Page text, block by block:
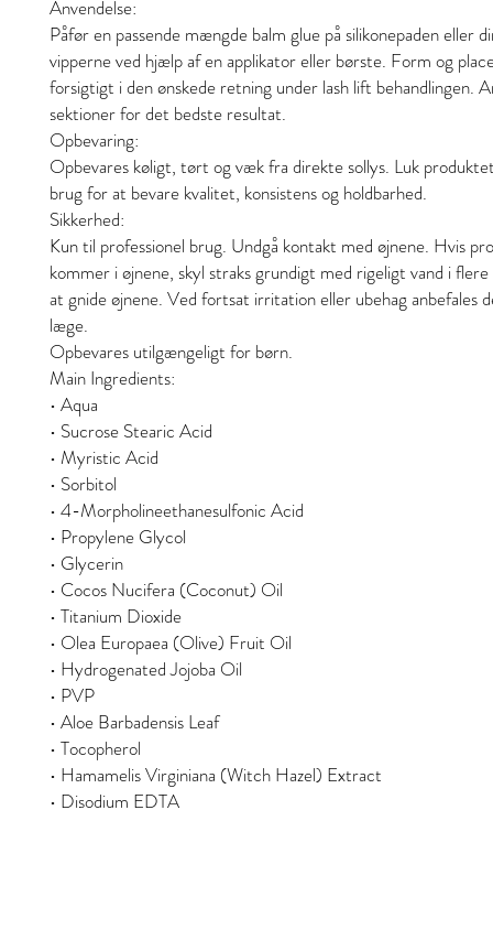
Anvendelse:
Påfør en passende mængde balm glue på silikonepaden eller
vipperne ved hjælp af en applikator eller børste. Form og
forsigtigt i den ønskede retning under lash lift behandlingen.
sektioner for det bedste resultat.
Opbevaring:
Opbevares køligt, tørt og væk fra direkte sollys. Luk
brug for at bevare kvalitet, konsistens og holdbarhed.
Sikkerhed:
Kun til professionel brug. Undgå kontakt med øjnene. Hvis
kommer i øjnene, skyl straks grundigt med rigeligt vand i
at gnide øjnene. Ved fortsat irritation eller ubehag anbefales
læge.
Opbevares utilgængeligt for børn.
Main Ingredients:
• Aqua
• Sucrose Stearic Acid
• Myristic Acid
• Sorbitol
• 4-Morpholineethanesulfonic Acid
• Propylene Glycol
• Glycerin
• Cocos Nucifera (Coconut) Oil
• Titanium Dioxide
• Olea Europaea (Olive) Fruit Oil
• Hydrogenated Jojoba Oil
• PVP
• Aloe Barbadensis Leaf
• Tocopherol
• Hamamelis Virginiana (Witch Hazel) Extract
• Disodium EDTA